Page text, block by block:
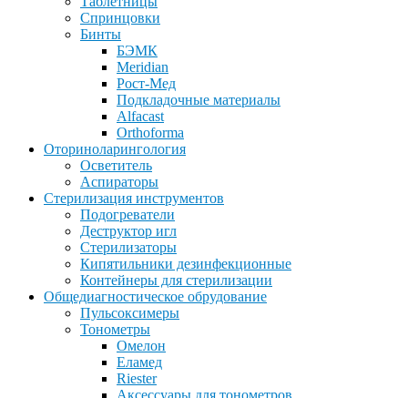
Спринцовки
Бинты
БЭМК
Meridian
Рост-Мед
Подкладочные материалы
Alfacast
Orthoforma
Оториноларингология
Осветитель
Аспираторы
Стерилизация инструментов
Подогреватели
Деструктор игл
Стерилизаторы
Кипятильники дезинфекционные
Контейнеры для стерилизации
Общедиагностическое обрудование
Пульсоксимеры
Тонометры
Омелон
Еламед
Riester
Аксессуары для тонометров